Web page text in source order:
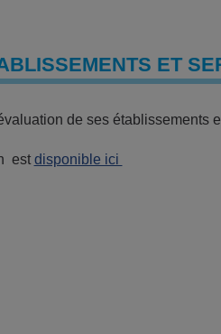
ET
de ses établissements
est disponible ici